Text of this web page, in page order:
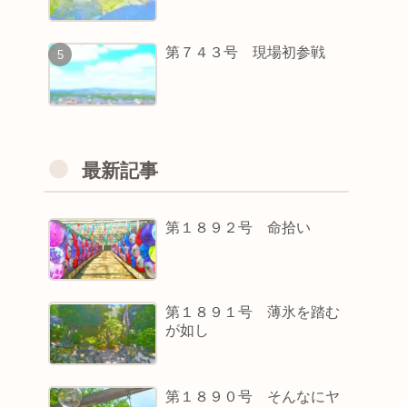
第７４３号 現場初参戦
最新記事
第１８９２号 命拾い
第１８９１号 薄氷を踏む
が如し
第１８９０号 そんなにヤ